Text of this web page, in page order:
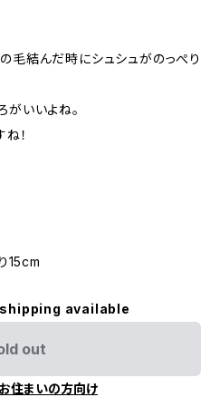
毛結んだ時にシュシュがのっぺり
がいいよね。
！
15cm
available
out
住まいの方向け